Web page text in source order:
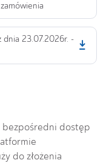
23.07.2026r. -
bezpośredni dostęp
do złożenia